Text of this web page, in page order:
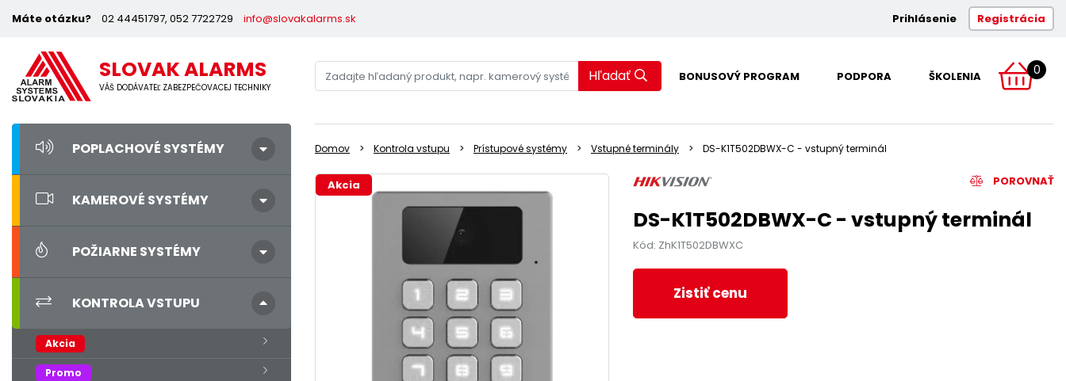
Máte otázku? 02 44451797, 052 7722729 info@slovakalarms.sk Prihlásenie Registrácia
SLOVAK ALARMS
VÁŠ DODÁVATEĽ ZABEZPEČOVACEJ TECHNIKY
Hľadať BONUSOVÝ PROGRAM PODPORA ŠKOLENIA 0
POPLACHOVÉ SYSTÉMY
KAMEROVÉ SYSTÉMY
POŽIARNE SYSTÉMY
KONTROLA VSTUPU
Akcia
Promo
Domov Kontrola vstupu Prístupové systémy Vstupné terminály DS-K1T502DBWX-C - vstupný terminál
Akcia POROVNAŤ
DS-K1T502DBWX-C - vstupný terminál
Kód: ZhK1T502DBWXC
Zistiť cenu